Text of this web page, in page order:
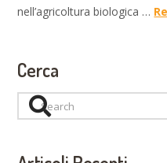
nell’agricoltura biologica …
Cerca
Search